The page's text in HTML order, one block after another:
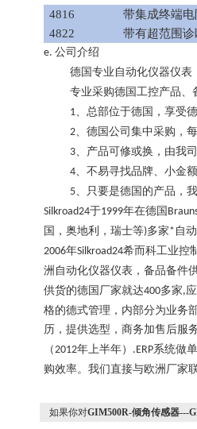
4816
带集成终端电
4822
带有超范围
e. 公司介绍
德国专业自动化仪器仪表
专业采购德国工控产品、
1、总部位于德国，享受
2、德国公司集中采购，
3、产品可修或换，由我
4、不易寻找品牌、小金
5、只要是德国的产品，
Silkroad24于1999年在德国
国，奥地利，瑞士等)多家* 自
2006年Silkroad24希而科工业控
洲自动化仪器仪表，备品备件
供货的德国厂家就达400多家,
格的德式管理，内部分为业务
历，提供选型，商务加售后服
（2012年上半年） .ERP系统做
购效率。我们直接与欧洲厂家
如果你对GIM500R-倾角传感器---